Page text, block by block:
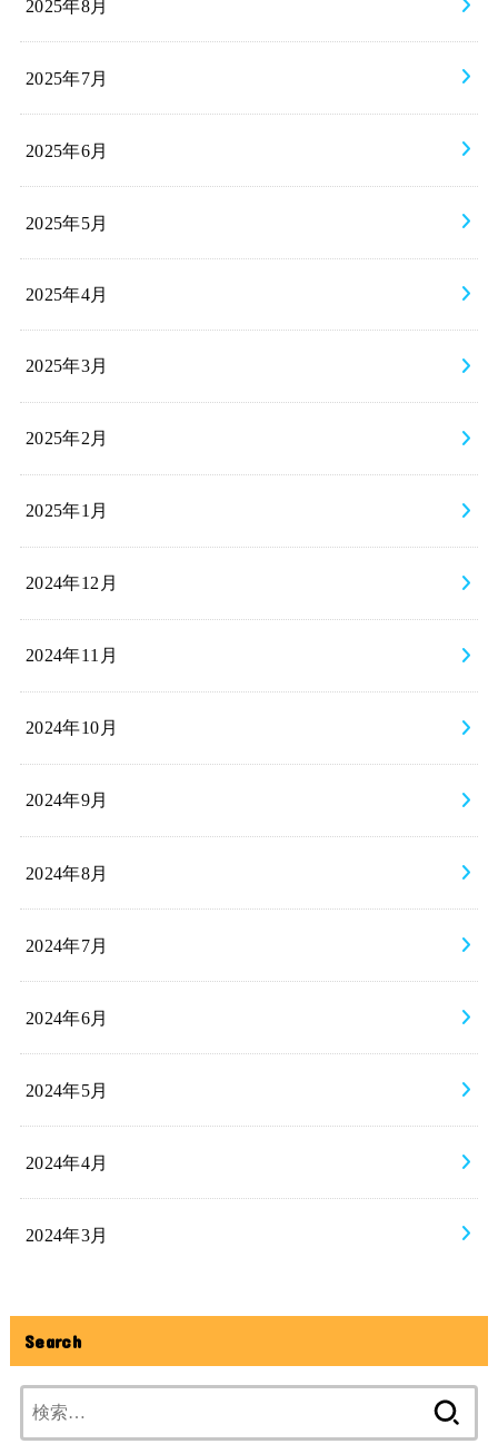
2025年8月
2025年7月
2025年6月
2025年5月
2025年4月
2025年3月
2025年2月
2025年1月
2024年12月
2024年11月
2024年10月
2024年9月
2024年8月
2024年7月
2024年6月
2024年5月
2024年4月
2024年3月
Search
索: